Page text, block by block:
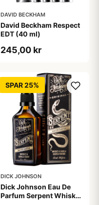
DAVID BECKHAM
David Beckham Respect
EDT (40 ml)
245,00 kr
SPAR 25%
DICK JOHNSON
Dick Johnson Eau De
Parfum Serpent Whiskey